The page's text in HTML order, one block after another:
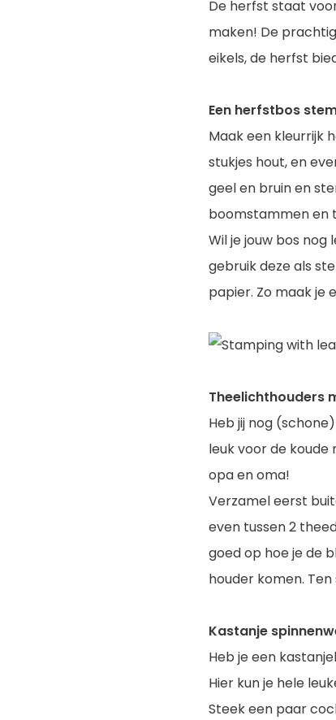
De herfst staat
maken! De
eikels, de herfst
Een herfstbos
Maak een kleurrijk
stukjes hout, en
geel en bruin en
boomstammen en
Wil je jouw bos
gebruik deze als
papier. Zo maak je
Theelichthouders
Heb jij nog
leuk voor de
opa en oma!
Verzamel eerst
even tussen 2
goed op hoe je de
houder komen.
Kastanje
Heb je een
Hier kun je hele
Steek een paar